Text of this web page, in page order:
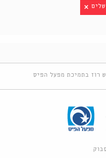
רוז בתמיכת מפעל הפיס